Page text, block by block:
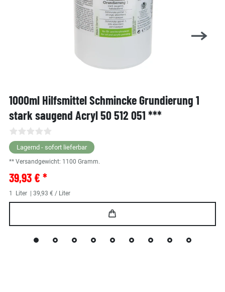
1000ml Hilfsmittel Schmincke Grundierung 1
stark saugend Acryl 50 512 051 ***
Lagernd - sofort lieferbar
** Versandgewicht: 1100 Gramm.
39,93 € *
1 Liter | 39,93 € / Liter